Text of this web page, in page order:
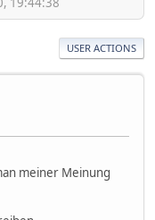
USER ACTIONS
meiner Meinung